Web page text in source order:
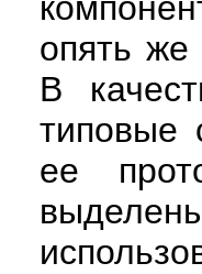
опять
В
типовые
ее